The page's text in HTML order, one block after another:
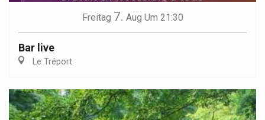
Freitag 7. Aug Um 21:30
Bar live
Le Tréport